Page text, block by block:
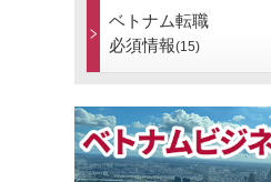
ベトナム転職
必須情報(15)